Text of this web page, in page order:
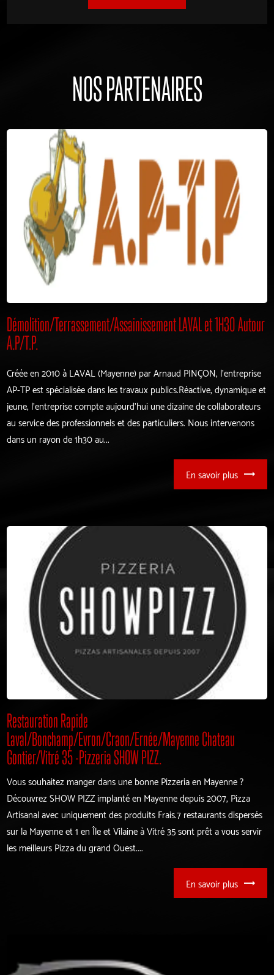
NOS PARTENAIRES
Démolition/Terrassement/Assainissement LAVAL et 1H30 Autour
A.P/T.P.
Créée en 2010 à LAVAL (Mayenne) par Arnaud PINÇON, l'entreprise
AP-TP est spécialisée dans les travaux publics.​​Réactive, dynamique et
jeune, l'entreprise compte aujourd'hui une dizaine de collaborateurs
au service des professionnels et des particuliers. Nous intervenons
dans un rayon de 1h30 au...
En savoir plus
Restauration Rapide
Laval/Bonchamp/Evron/Craon/Ernée/Mayenne Chateau
Gontier/Vitré 35 -Pizzeria SHOW PIZZ.
Vous souhaitez manger dans une bonne Pizzeria en Mayenne ?
Découvrez SHOW PIZZ implanté en Mayenne depuis 2007, Pizza
Artisanal avec uniquement des produits Frais.7 restaurants dispersés
sur la Mayenne et 1 en Île et Vilaine à Vitré 35 sont prêt a vous servir
les meilleurs Pizza du grand Ouest....
En savoir plus